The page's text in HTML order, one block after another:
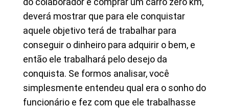
deverá mostrar que para ele conquistar
aquele objetivo terá de trabalhar para
conseguir o dinheiro para adquirir o bem, e
então ele trabalhará pelo desejo da
conquista. Se formos analisar, você
simplesmente entendeu qual era o sonho do
funcionário e fez com que ele trabalhasse